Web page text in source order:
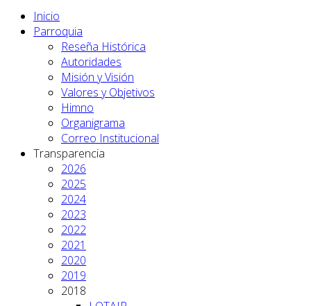
Inicio
Parroquia
Reseña Histórica
Autoridades
Misión y Visión
Valores y Objetivos
Himno
Organigrama
Correo Institucional
Transparencia
2026
2025
2024
2023
2022
2021
2020
2019
2018